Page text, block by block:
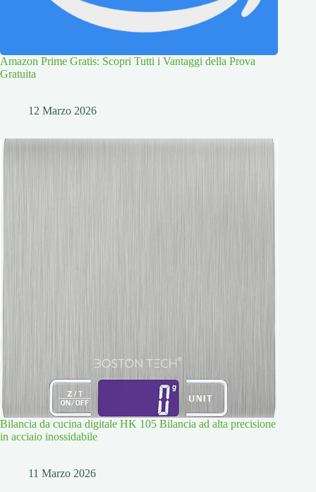
Amazon Prime Gratis: Scopri Tutti i Vantaggi della Prova
Gratuita
12 Marzo 2026
Bilancia da cucina digitale HK 105 Bilancia ad alta precisione
in acciaio inossidabile
11 Marzo 2026